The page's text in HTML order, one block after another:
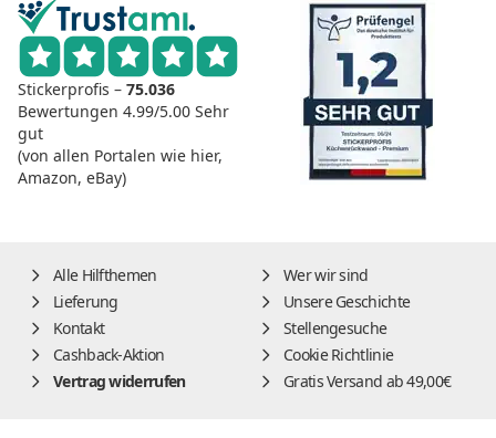
Stickerprofis – 75.036
Bewertungen 4.99/5.00 Sehr
gut
(von allen Portalen wie hier,
Amazon, eBay)
Alle Hilfthemen
Wer wir sind
Lieferung
Unsere Geschichte
Kontakt
Stellengesuche
Cashback-Aktion
Cookie Richtlinie
Vertrag widerrufen
Gratis Versand ab 49,00€